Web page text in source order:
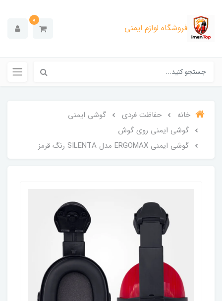
فروشگاه لوازم ایمنی
0
خانه حفاظت فردی
گوشی ایمنی
گوشی ایمنی روی گوش
گوشی ایمنی ERGOMAX مدل SILENTA رنگ قرمز